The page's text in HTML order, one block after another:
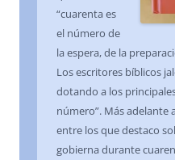
“cuarenta es
el número de
la espera, de la
Los escritores bíblicos
dotando a los
número”. Más
entre los que destaco
gobierna durante